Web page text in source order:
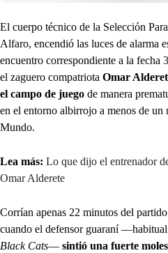
El cuerpo técnico de la Selección
Alfaro, encendió las luces de alarma
encuentro correspondiente a la fecha
el zaguero compatriota Omar
el campo de juego de manera
en el entorno albirrojo a menos de
Mundo.
Lea más: Lo que dijo el entrenador
Omar Alderete
Corrían apenas 22 minutos del
cuando el defensor guaraní
Black Cats— sintió una fuerte